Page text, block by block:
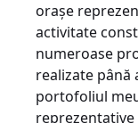
oraşe
activitate
numeroase
realizate până
portofoliul